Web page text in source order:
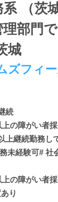
系 （茨
部門
城
ズフィ
続
の障がい者
上継続勤務し
未経験可# 社
の障がい者
り